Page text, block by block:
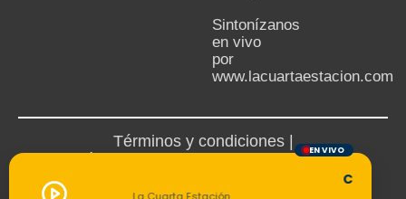
EN VIVO
Sintonízanos
en vivo
por
www.lacuartaestacion.com
Términos y condiciones |
Política de devoluciones y reembolsos